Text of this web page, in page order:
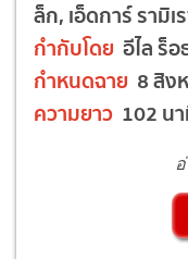
ล็ก, เอ็ดการ์ รามิ
กำกับโดย อีไล ร็อ
กำหนดฉาย 8 สิง
ความยาว 102 น